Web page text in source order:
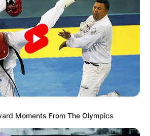
lote da restituição do IR paga R$
para 2,7 milhões de
e bicicletas para ACS e ACE: veja o
a passo para conseguir o benefício.
continua travado na Câmara dos
por erro em seu texto.
Moments From The Olympics